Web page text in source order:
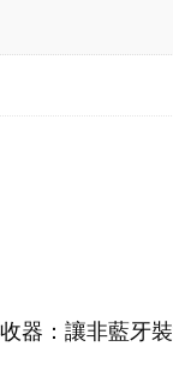
：讓非藍牙